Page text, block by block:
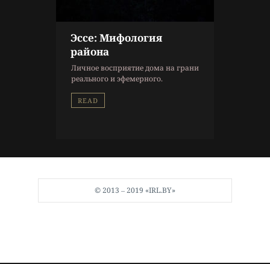
Эссе: Мифология
района
Личное восприятие дома на грани
реального и эфемерного.
READ
© 2013 ‒ 2019 «IRL.BY»